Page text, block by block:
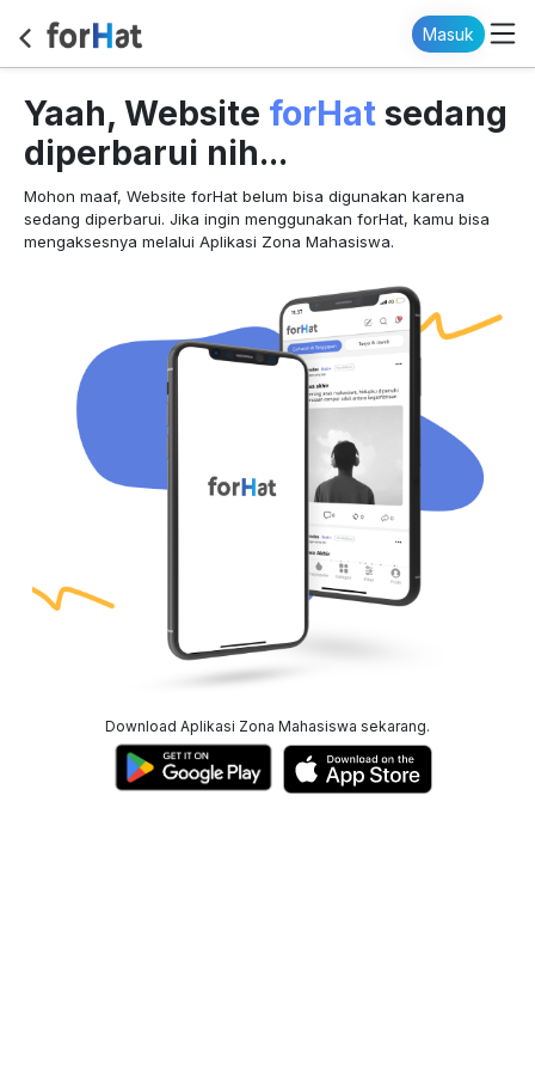
Masuk
Yaah, Website forHat sedang
diperbarui nih...
Mohon maaf, Website forHat belum bisa digunakan karena
sedang diperbarui. Jika ingin menggunakan forHat, kamu bisa
mengaksesnya melalui Aplikasi Zona Mahasiswa.
Download Aplikasi Zona Mahasiswa sekarang.